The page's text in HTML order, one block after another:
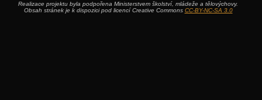
Realizace projektu byla podpořena Ministerstvem školství, mládeže a tělovýchovy.
Obsah stránek je k dispozici pod licencí Creative Commons CC-BY-NC-SA 3.0